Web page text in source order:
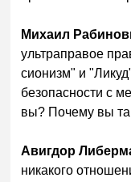
Михаил
ультраправое
сионизм" и
безопасности с
вы? Почему вы
Авигдор
никакого